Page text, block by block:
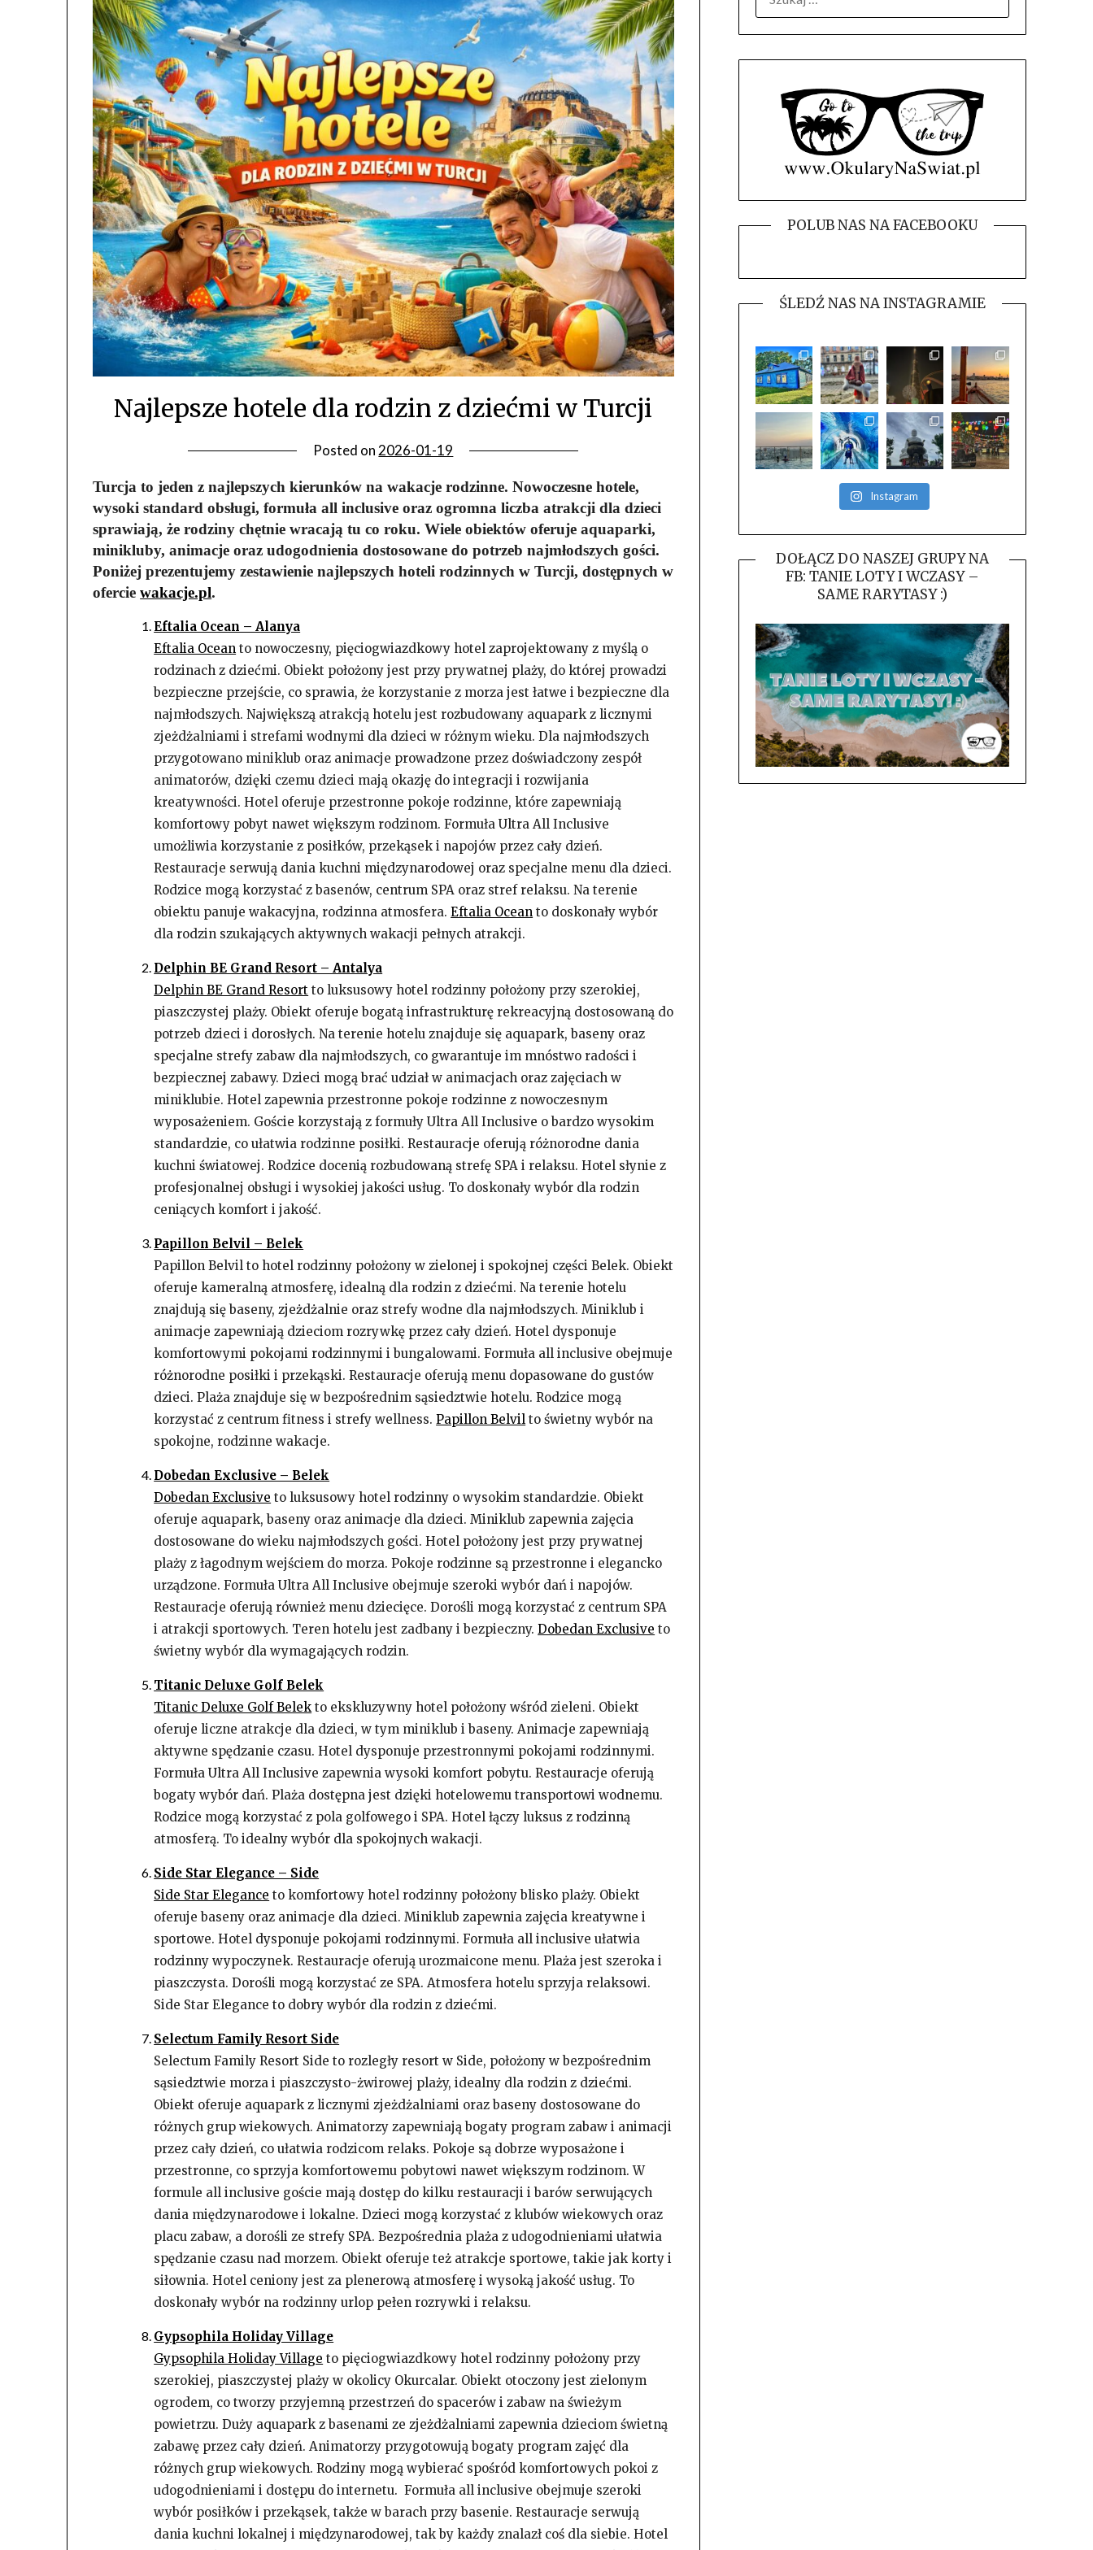
Najlepsze hotele dla rodzin z dziećmi w Turcji
Posted on 2026-01-19
Turcja to jeden z najlepszych kierunków na wakacje rodzinne. Nowoczesne hotele,
wysoki standard obsługi, formuła all inclusive oraz ogromna liczba atrakcji dla dzieci
sprawiają, że rodziny chętnie wracają tu co roku. Wiele obiektów oferuje aquaparki,
minikluby, animacje oraz udogodnienia dostosowane do potrzeb najmłodszych gości.
Poniżej prezentujemy zestawienie najlepszych hoteli rodzinnych w Turcji, dostępnych w
oferciewakacje.pl.
Eftalia Ocean – Alanya
Eftalia Ocean to nowoczesny, pięciogwiazdkowy hotel zaprojektowany z myślą o
rodzinach z dziećmi. Obiekt położony jest przy prywatnej plaży, do której prowadzi
bezpieczne przejście, co sprawia, że korzystanie z morza jest łatwe i bezpieczne dla
najmłodszych. Największą atrakcją hotelu jest rozbudowany aquapark z licznymi
zjeżdżalniami i strefami wodnymi dla dzieci w różnym wieku. Dla najmłodszych
przygotowano miniklub oraz animacje prowadzone przez doświadczony zespół
animatorów, dzięki czemu dzieci mają okazję do integracji i rozwijania
kreatywności. Hotel oferuje przestronne pokoje rodzinne, które zapewniają
komfortowy pobyt nawet większym rodzinom. Formuła Ultra All Inclusive
umożliwia korzystanie z posiłków, przekąsek i napojów przez cały dzień.
Restauracje serwują dania kuchni międzynarodowej oraz specjalne menu dla dzieci.
Rodzice mogą korzystać z basenów, centrum SPA oraz stref relaksu. Na terenie
obiektu panuje wakacyjna, rodzinna atmosfera.Eftalia Ocean to doskonały wybór
dla rodzin szukających aktywnych wakacji pełnych atrakcji.
Delphin BE Grand Resort – Antalya
Delphin BE Grand Resort to luksusowy hotel rodzinny położony przy szerokiej,
piaszczystej plaży. Obiekt oferuje bogatą infrastrukturę rekreacyjną dostosowaną do
potrzeb dzieci i dorosłych. Na terenie hotelu znajduje się aquapark, baseny oraz
specjalne strefy zabaw dla najmłodszych, co gwarantuje im mnóstwo radości i
bezpiecznej zabawy. Dzieci mogą brać udział w animacjach oraz zajęciach w
miniklubie. Hotel zapewnia przestronne pokoje rodzinne z nowoczesnym
wyposażeniem. Goście korzystają z formuły Ultra All Inclusive o bardzo wysokim
standardzie, co ułatwia rodzinne posiłki. Restauracje oferują różnorodne dania
kuchni światowej. Rodzice docenią rozbudowaną strefę SPA i relaksu. Hotel słynie z
profesjonalnej obsługi i wysokiej jakości usług. To doskonały wybór dla rodzin
ceniących komfort i jakość.
Papillon Belvil – Belek
Papillon Belvil to hotel rodzinny położony w zielonej i spokojnej części Belek. Obiekt
oferuje kameralną atmosferę, idealną dla rodzin z dziećmi. Na terenie hotelu
znajdują się baseny, zjeżdżalnie oraz strefy wodne dla najmłodszych. Miniklub i
animacje zapewniają dzieciom rozrywkę przez cały dzień. Hotel dysponuje
komfortowymi pokojami rodzinnymi i bungalowami. Formuła all inclusive obejmuje
różnorodne posiłki i przekąski. Restauracje oferują menu dopasowane do gustów
dzieci. Plaża znajduje się w bezpośrednim sąsiedztwie hotelu. Rodzice mogą
korzystać z centrum fitness i strefy wellness.Papillon Belvil to świetny wybór na
spokojne, rodzinne wakacje.
Dobedan Exclusive – Belek
Dobedan Exclusive to luksusowy hotel rodzinny o wysokim standardzie. Obiekt
oferuje aquapark, baseny oraz animacje dla dzieci. Miniklub zapewnia zajęcia
dostosowane do wieku najmłodszych gości. Hotel położony jest przy prywatnej
plaży z łagodnym wejściem do morza. Pokoje rodzinne są przestronne i elegancko
urządzone. Formuła Ultra All Inclusive obejmuje szeroki wybór dań i napojów.
Restauracje oferują również menu dziecięce. Dorośli mogą korzystać z centrum SPA
i atrakcji sportowych. Teren hotelu jest zadbany i bezpieczny.Dobedan Exclusive to
świetny wybór dla wymagających rodzin.
Titanic Deluxe Golf Belek
Titanic Deluxe Golf Belek to ekskluzywny hotel położony wśród zieleni. Obiekt
oferuje liczne atrakcje dla dzieci, w tym miniklub i baseny. Animacje zapewniają
aktywne spędzanie czasu. Hotel dysponuje przestronnymi pokojami rodzinnymi.
Formuła Ultra All Inclusive zapewnia wysoki komfort pobytu. Restauracje oferują
bogaty wybór dań. Plaża dostępna jest dzięki hotelowemu transportowi wodnemu.
Rodzice mogą korzystać z pola golfowego i SPA. Hotel łączy luksus z rodzinną
atmosferą. To idealny wybór dla spokojnych wakacji.
Side Star Elegance – Side
Side Star Elegance to komfortowy hotel rodzinny położony blisko plaży. Obiekt
oferuje baseny oraz animacje dla dzieci. Miniklub zapewnia zajęcia kreatywne i
sportowe. Hotel dysponuje pokojami rodzinnymi. Formuła all inclusive ułatwia
rodzinny wypoczynek. Restauracje oferują urozmaicone menu. Plaża jest szeroka i
piaszczysta. Dorośli mogą korzystać ze SPA. Atmosfera hotelu sprzyja relaksowi.
Side Star Elegance to dobry wybór dla rodzin z dziećmi.
Selectum Family Resort Side
Selectum Family Resort Side to rozległy resort w Side, położony w bezpośrednim
sąsiedztwie morza i piaszczysto-żwirowej plaży, idealny dla rodzin z dziećmi.
Obiekt oferuje aquapark z licznymi zjeżdżalniami oraz baseny dostosowane do
różnych grup wiekowych. Animatorzy zapewniają bogaty program zabaw i animacji
przez cały dzień, co ułatwia rodzicom relaks. Pokoje są dobrze wyposażone i
przestronne, co sprzyja komfortowemu pobytowi nawet większym rodzinom. W
formule all inclusive goście mają dostęp do kilku restauracji i barów serwujących
dania międzynarodowe i lokalne. Dzieci mogą korzystać z klubów wiekowych oraz
placu zabaw, a dorośli ze strefy SPA. Bezpośrednia plaża z udogodnieniami ułatwia
spędzanie czasu nad morzem. Obiekt oferuje też atrakcje sportowe, takie jak korty i
siłownia. Hotel ceniony jest za plenerową atmosferę i wysoką jakość usług. To
doskonały wybór na rodzinny urlop pełen rozrywki i relaksu.
Gypsophila Holiday Village
Gypsophila Holiday Village to pięciogwiazdkowy hotel rodzinny położony przy
szerokiej, piaszczystej plaży w okolicy Okurcalar. Obiekt otoczony jest zielonym
ogrodem, co tworzy przyjemną przestrzeń do spacerów i zabaw na świeżym
powietrzu. Duży aquapark z basenami ze zjeżdżalniami zapewnia dzieciom świetną
zabawę przez cały dzień. Animatorzy przygotowują bogaty program zajęć dla
różnych grup wiekowych. Rodziny mogą wybierać spośród komfortowych pokoi z
udogodnieniami i dostępu do internetu. Formuła all inclusive obejmuje szeroki
wybór posiłków i przekąsek, także w barach przy basenie. Restauracje serwują
dania kuchni lokalnej i międzynarodowej, tak by każdy znalazł coś dla siebie. Hotel
POLUB NAS NA FACEBOOKU
ŚLEDŹ NAS NA INSTAGRAMIE
Instagram
DOŁĄCZ DO NASZEJ GRUPY NA
FB: TANIE LOTY I WCZASY –
SAME RARYTASY :)